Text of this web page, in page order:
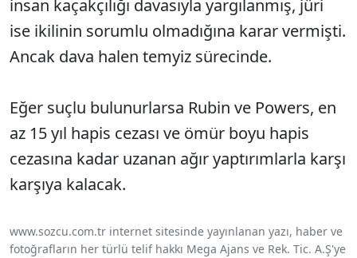
insan kaçakçılığı davasıyla yargılanmış, jüri
ise ikilinin sorumlu olmadığına karar vermişti.
Ancak dava halen temyiz sürecinde.
Eğer suçlu bulunurlarsa Rubin ve Powers, en
az 15 yıl hapis cezası ve ömür boyu hapis
cezasına kadar uzanan ağır yaptırımlarla karşı
karşıya kalacak.
www.sozcu.com.tr internet sitesinde yayınlanan yazı, haber ve
fotoğrafların her türlü telif hakkı Mega Ajans ve Rek. Tic. A.Ş'ye